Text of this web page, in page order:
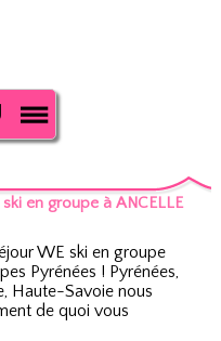
en groupe à ANCELLE
WE ski en groupe
Pyrénées ! Pyrénées,
Haute-Savoie nous
de quoi vous